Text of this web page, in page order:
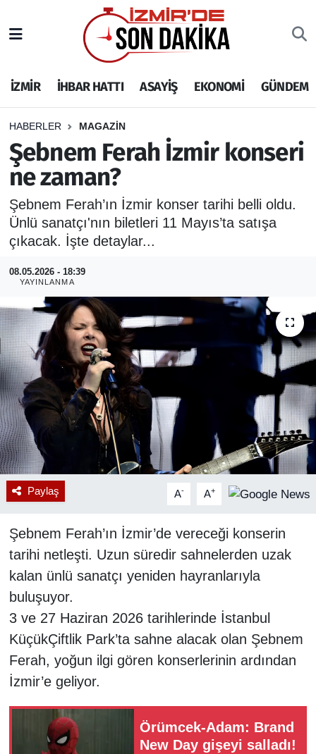
İZMİR İHBAR HATTI ASAYİŞ EKONOMİ GÜNDEM
HABERLER MAGAZİN
Şebnem Ferah İzmir konseri
ne zaman?
Şebnem Ferah’ın İzmir konser tarihi belli oldu.
Ünlü sanatçı'nın biletleri 11 Mayıs’ta satışa
çıkacak. İşte detaylar...
08.05.2026 - 18:39
YAYINLANMA
Paylaş A- A+
Şebnem Ferah’ın İzmir’de vereceği konserin
tarihi netleşti. Uzun süredir sahnelerden uzak
kalan ünlü sanatçı yeniden hayranlarıyla
buluşuyor.
3 ve 27 Haziran 2026 tarihlerinde İstanbul
KüçükÇiftlik Park’ta sahne alacak olan Şebnem
Ferah, yoğun ilgi gören konserlerinin ardından
İzmir’e geliyor.
Örümcek-Adam: Brand
New Day gişeyi salladı!
İHBAR HATTI
DEPREM
GENEL
EKONOMİ
SİYASET
SPOR
ASAYİŞ
RESMİ REKLAM
İzmir Nöbetçi Eczaneler
İzmir Hava Durumu
İzmir Namaz Vakitleri
İzmir Trafik Yoğunluk Haritası
Puan Durumu ve Fikstür
Tüm Manşetler
Son Dakika Haberleri
Haber Arşivi